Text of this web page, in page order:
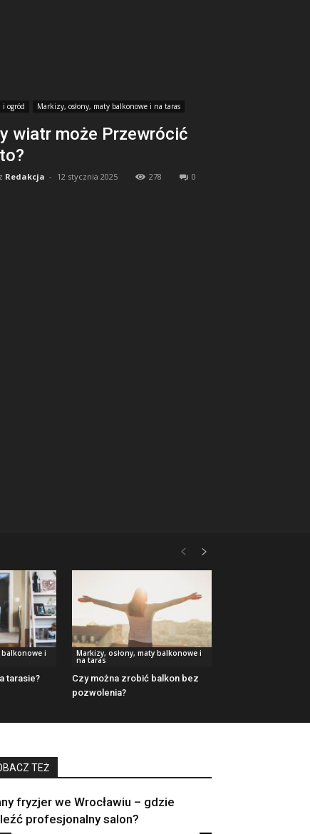
i ogród Markizy, osłony, maty balkonowe i na taras
wiatr może Przewrócić
Redakcja - 12 stycznia 2025 278 0
balkonowe i
tarasie?
Markizy, osłony, maty balkonowe i
na taras
Czy można zrobić balkon bez
pozwolenia?
TEŻ
fryzjer we Wrocławiu – gdzie
profesjonalny salon?